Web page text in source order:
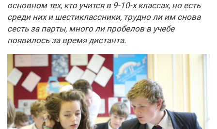
основном тех, кто учится в 9-10-х классах, но есть
среди них и шестиклассники, трудно ли им снова
сесть за парты, много ли пробелов в учебе
появилось за время дистанта.